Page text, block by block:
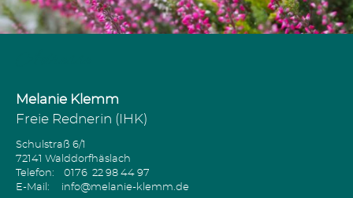
Melanie Klemm
Freie Rednerin (IHK)
Schulstraß 6/1
72141 Walddorfhäslach
Telefon: 0176 22 98 44 97
E-Mail: info@melanie-klemm.de